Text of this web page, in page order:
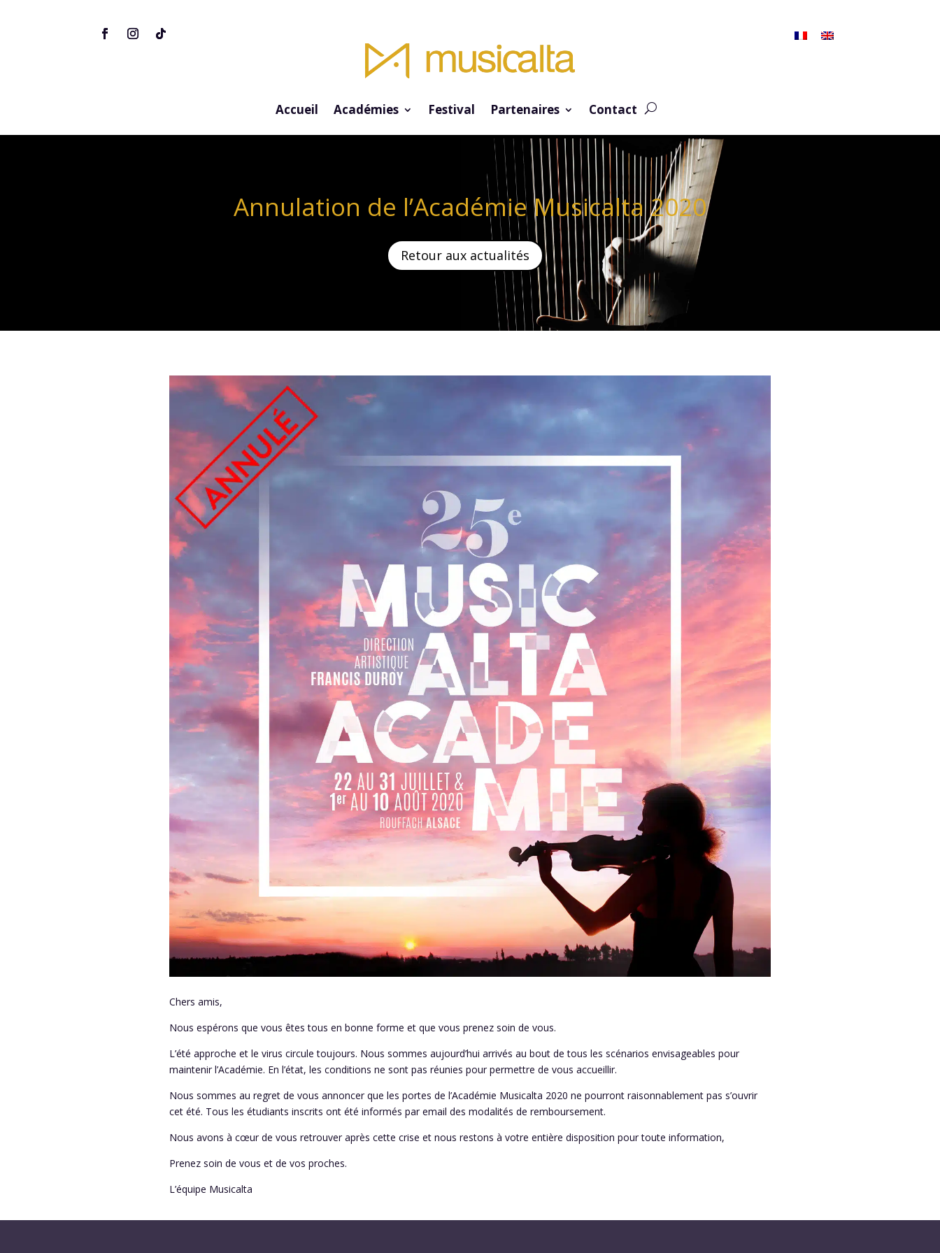
Accueil Académies Festival Partenaires Contact
Annulation de l’Académie Musicalta 2020
Retour aux actualités
Chers amis,
Nous espérons que vous êtes tous en bonne forme et que vous prenez soin de vous.
L’été approche et le virus circule toujours. Nous sommes aujourd’hui arrivés au bout de tous les scénarios envisageables pour
maintenir l’Académie. En l’état, les conditions ne sont pas réunies pour permettre de vous accueillir.
Nous sommes au regret de vous annoncer que les portes de l’Académie Musicalta 2020 ne pourront raisonnablement pas s’ouvrir
cet été. Tous les étudiants inscrits ont été informés par email des modalités de remboursement.
Nous avons à cœur de vous retrouver après cette crise et nous restons à votre entière disposition pour toute information,
Prenez soin de vous et de vos proches.
L’équipe Musicalta